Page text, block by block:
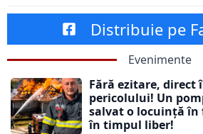
Distribuie pe
Evenimente
Fără ezitare, direct
pericolului! Un
salvat o locuință în
în timpul liber!